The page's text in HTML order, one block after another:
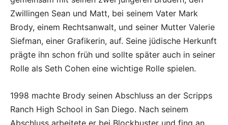
Zwillingen Sean und Matt, bei seinem Vater Mark
Brody, einem Rechtsanwalt, und seiner Mutter Valerie
Siefman, einer Grafikerin, auf. Seine jüdische Herkunft
prägte ihn schon früh und sollte später auch in seiner
Rolle als Seth Cohen eine wichtige Rolle spielen.
1998 machte Brody seinen Abschluss an der Scripps
Ranch High School in San Diego. Nach seinem
Abschluss arbeitete er bei Blockbuster und fing an,